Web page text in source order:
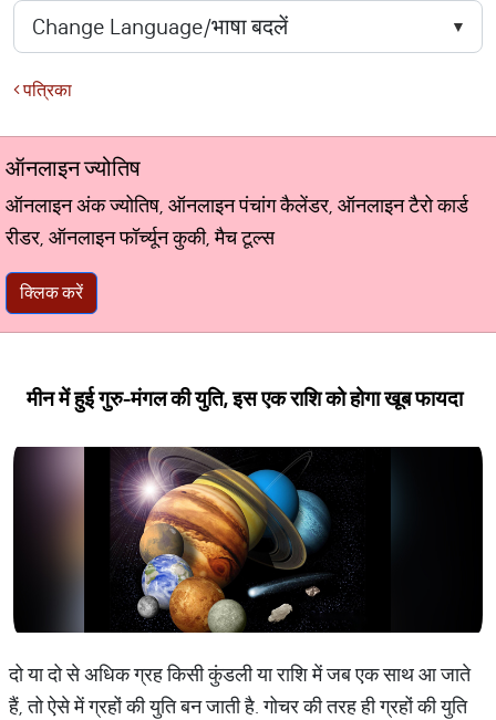
पत्रिका
ऑनलाइन ज्योतिष
ऑनलाइन अंक ज्योतिष, ऑनलाइन पंचांग कैलेंडर, ऑनलाइन टैरो कार्ड
रीडर, ऑनलाइन फॉर्च्यून कुकी, मैच टूल्स
क्लिक करें
मीन में हुई गुरु-मंगल की युति, इस एक राशि को होगा खूब फायदा
दो या दो से अधिक ग्रह किसी कुंडली या राशि में जब एक साथ आ जाते
हैं, तो ऐसे में ग्रहों की युति बन जाती है. गोचर की तरह ही ग्रहों की युति